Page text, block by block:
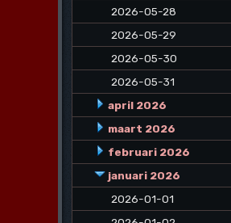
2026-05-28
2026-05-29
2026-05-30
2026-05-31
april 2026
maart 2026
februari 2026
januari 2026
2026-01-01